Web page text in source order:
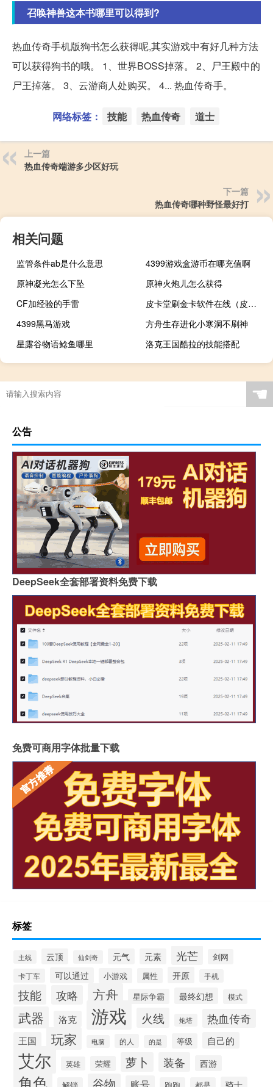
召唤神兽这本书哪里可以得到?
热血传奇手机版狗书怎么获得呢,其实游戏中有好几种方法
可以获得狗书的哦。 1、世界BOSS掉落。 2、尸王殿中的
尸王掉落。 3、云游商人处购买。 4... 热血传奇手。
网络标签： 技能 热血传奇 道士
上一篇
热血传奇端游多少区好玩
下一篇
热血传奇哪种野怪最好打
相关问题
监管条件ab是什么意思
4399游戏盒游币在哪充值啊
原神凝光怎么下坠
原神火炮儿怎么获得
CF加经验的手雷
皮卡堂刷金卡软件在线（皮卡堂刷金卡软件）
4399黑马游戏
方舟生存进化小寒洞不刷神
星露谷物语鲶鱼哪里
洛克王国酷拉的技能搭配
☚
公告
DeepSeek全套部署资料免费下载
免费可商用字体批量下载
标签
主线 云顶 仙剑奇 元气 元素 光芒 剑网
卡丁车 可以通过 小游戏 属性 开原 手机
技能 攻略 方舟 星际争霸 最终幻想 模式
武器 洛克 游戏 火线 炮塔 热血传奇
王国 玩家 电脑 的人 的是 等级 自己的
艾尔 英雄 荣耀 萝卜 装备 西游
角色 谷物 账号 骑士